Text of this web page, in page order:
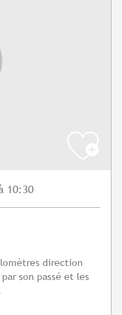
10:30
direction
son passé et les